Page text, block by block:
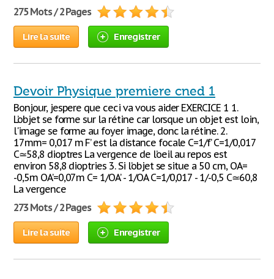
275 Mots / 2 Pages
Lire la suite Enregistrer
Devoir Physique premiere cned 1
Bonjour, jespere que ceci va vous aider EXERCICE 1 1.
L’objet se forme sur la rétine car lorsque un objet est loin,
l'image se forme au foyer image, donc la rétine. 2.
17mm= 0,017 m F’ est la distance focale C=1/f’ C=1/0,017
C≃58,8 dioptres La vergence de l’oeil au repos est
environ 58,8 dioptries 3. Si l’objet se situe a 50 cm, OA=
-0,5m OA’=0,07m C= 1/OA’ - 1/OA C=1/0,017 - 1/-0,5 C≃60,8
La vergence
273 Mots / 2 Pages
Lire la suite Enregistrer